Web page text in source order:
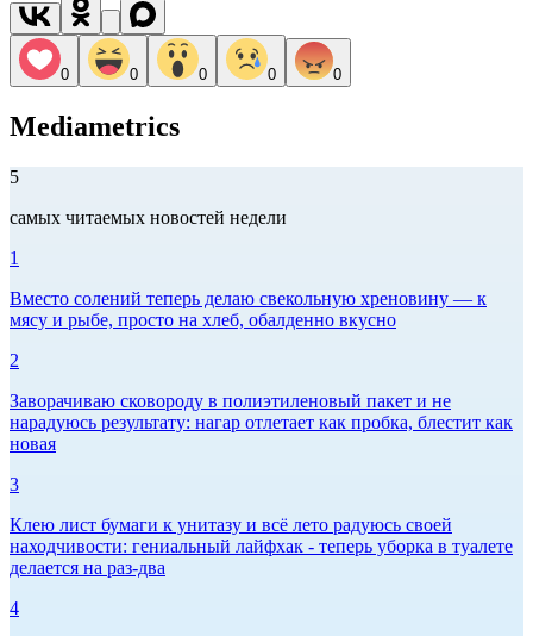
0 0 0 0 0
Mediametrics
5
самых читаемых новостей недели
1
Вместо солений теперь делаю свекольную хреновину — к
мясу и рыбе, просто на хлеб, обалденно вкусно
2
Заворачиваю сковороду в полиэтиленовый пакет и не
нарадуюсь результату: нагар отлетает как пробка, блестит как
новая
3
Клею лист бумаги к унитазу и всё лето радуюсь своей
находчивости: гениальный лайфхак - теперь уборка в туалете
делается на раз-два
4